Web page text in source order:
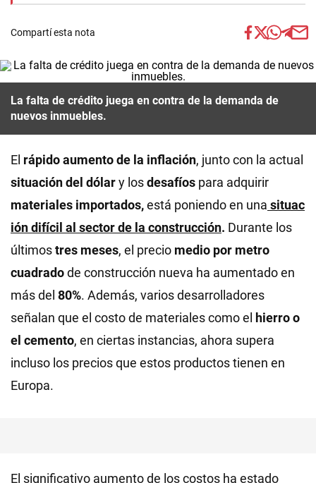
Compartí esta nota
La falta de crédito juega en contra de la demanda de
nuevos inmuebles.
El rápido aumento de la inflación, junto con la actual
situación del dólary losdesafíos para adquirir
materiales importados,está poniendo en una situac
ión difícil al sector de la construcción. Durante los
últimostres meses, el precio medio por metro
cuadradode construcción nueva ha aumentado en
más del 80%. Además, varios desarrolladores
señalan que el costo de materiales como el hierro o
el cemento, en ciertas instancias, ahora supera
incluso los precios que estos productos tienen en
Europa.
El significativo aumento de los costos ha estado